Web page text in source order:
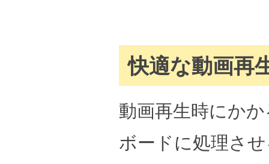
快適な動画再
動画再生時にか
ボードに処理さ